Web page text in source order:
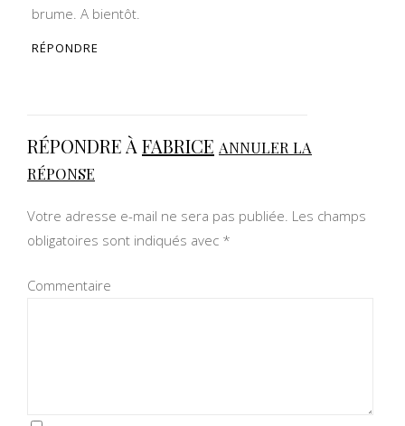
brume. A bientôt.
RÉPONDRE
RÉPONDRE À FABRICE ANNULER LA
RÉPONSE
Votre adresse e-mail ne sera pas publiée. Les champs
obligatoires sont indiqués avec *
Commentaire